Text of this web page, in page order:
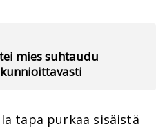
mies suhtaudu
tapa purkaa sisäistä